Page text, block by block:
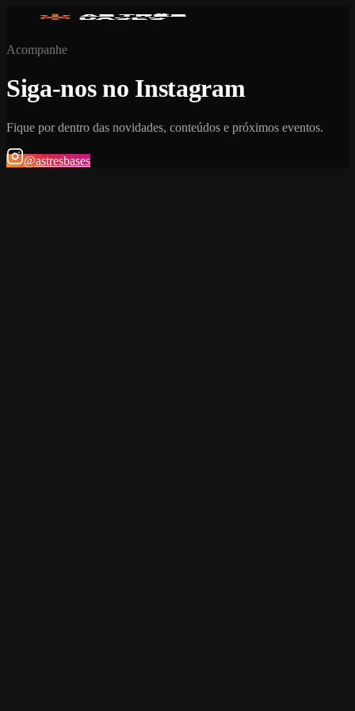
Acompanhe
Siga-nos no Instagram
Fique por dentro das novidades, conteúdos e próximos eventos.
@astresbases